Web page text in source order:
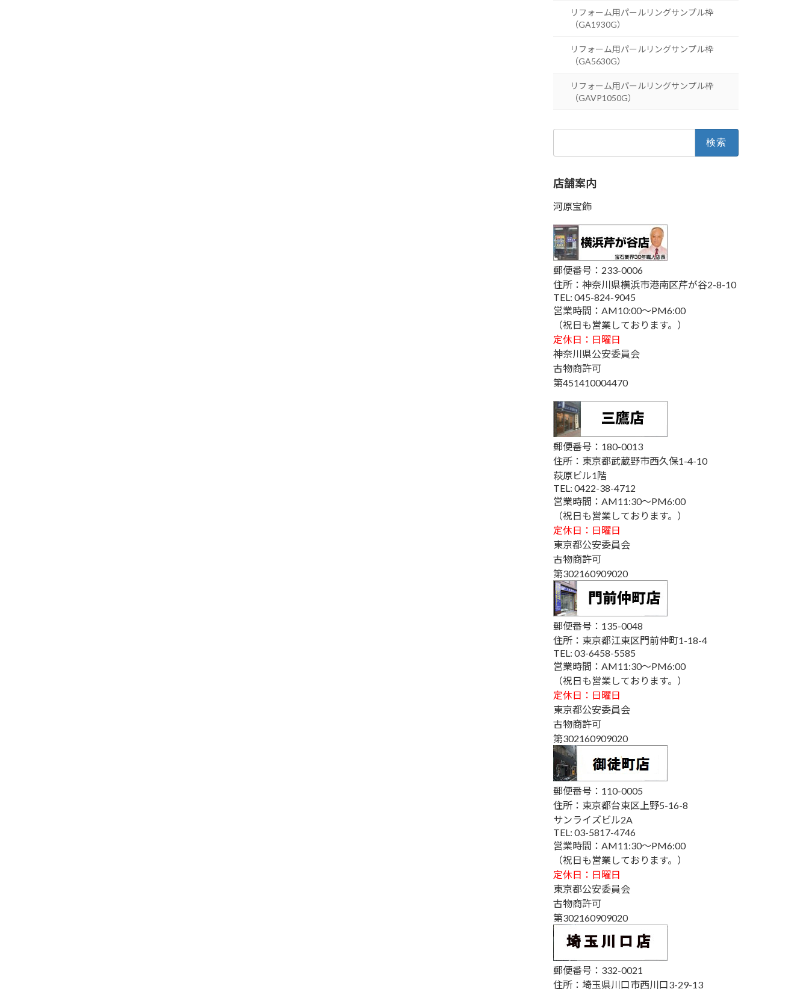
リフォーム用パールリングサンプル枠
（GA1930G）
リフォーム用パールリングサンプル枠
（GA5630G）
リフォーム用パールリングサンプル枠
（GAVP1050G）
店舗案内
河原宝飾
郵便番号：233-0006
住所：神奈川県横浜市港南区芹が谷2-8-10
TEL: 045-824-9045
営業時間：AM10:00～PM6:00
（祝日も営業しております。）
定休日：日曜日
神奈川県公安委員会
古物商許可
第451410004470
郵便番号：180-0013
住所：東京都武蔵野市西久保1-4-10
萩原ビル1階
TEL: 0422-38-4712
営業時間：AM11:30～PM6:00
（祝日も営業しております。）
定休日：日曜日
東京都公安委員会
古物商許可
第302160909020
郵便番号：135-0048
住所：東京都江東区門前仲町1-18-4
TEL: 03-6458-5585
営業時間：AM11:30～PM6:00
（祝日も営業しております。）
定休日：日曜日
東京都公安委員会
古物商許可
第302160909020
郵便番号：110-0005
住所：東京都台東区上野5-16-8
サンライズビル2A
TEL: 03-5817-4746
営業時間：AM11:30～PM6:00
（祝日も営業しております。）
定休日：日曜日
東京都公安委員会
古物商許可
第302160909020
郵便番号：332-0021
住所：埼玉県川口市西川口3-29-13